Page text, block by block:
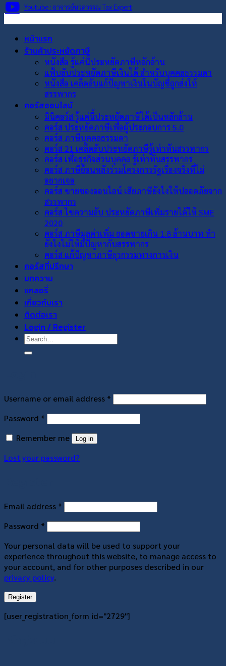
Youtube : อาจารย์นวลวรรณ Tax Expert
หน้าแรก
ร้านค้าประหยัดภาษี
หนังสือ รู้แค่นี้ประหยัดภาษีหลักล้าน
แฟ้บลับประหยัดภาษีเงินได้ สำหรับบุคคลธรรมดา
หนังสือ เคล็ดลับแก้ปัญหาเงินในบัญชีถูกส่งให้
สรรพากร
คอร์สออนไลน์
มินิคอร์ส รู้แค่นี้ประหยัดภาษีได้เป็นหลักล้าน
คอร์ส ประหยัดภาษีเพื่อผู้ประกอบการ 5.0
คอร์ส ภาษีบุคคลธรรมดา
คอร์ส 21 เคล็ดลับประหยัดภาษีรู้เท่าทันสรรพากร
คอร์ส เพื่อธุรกิจส่วนบุคคล รู้เท่าทันสรรพากร
คอร์ส ภาษีย้อนหลังร่วมโครงการรัฐเรื่องจริงที่ไม่
อยากเจอ
คอร์ส ขายของออนไลน์ เสียภาษียังไงให้ปลอดภัยจาก
สรรพากร
คอร์ส ไขความลับ ประหยัดภาษีเพิ่มรายได้ให้ SME
2020
คอร์ส ภาษีมูลค่าเพิ่ม ยอดขายเกิน 1.8 ล้านบาท ทำ
ยังไงไม่ให้มีปัญหากับสรรพากร
คอร์ส แก้ปัญหาภาษีธุรกรรมทางการเงิน
คอร์สที่ปรึกษา
บทความ
แกลอรี่
เกี่ยวกับเรา
ติดต่อเรา
Login / Register
Search
Username or email address * Required
Password * Required
Remember me
Log in
Lost your password?
Email address * Required
Password * Required
Your personal data will be used to support your
experience throughout this website, to manage access to
your account, and for other purposes described in our
privacy policy.
Register
[user_registration_form id="2729"]